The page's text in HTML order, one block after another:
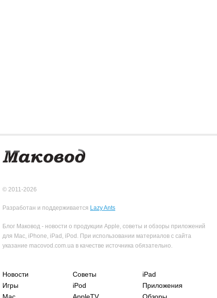
© 2011-2026
Разработан и поддерживается Lazy Ants
Блог Маковод - новости о продукции Apple, советы и обзоры приложений
для Mac, iPhone, iPad, iPod. При использовании материалов с сайта
указание macovod.com.ua в качестве источника обязательно.
Новости Советы
iPad
Игры
iPod
Приложения